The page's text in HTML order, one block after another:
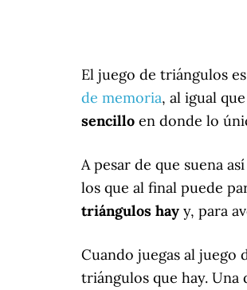
El juego de triángulos
de memoria, al igual
sencillo en donde lo
A pesar de que suena
los que al final puede
triángulos hay y, para
Cuando juegas al juego
triángulos que hay. Una